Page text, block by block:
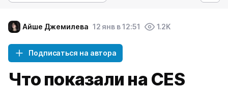
Айше Джемилева 12 янв в 12:51 1.2K
Подписаться на автора
Что показали на CES